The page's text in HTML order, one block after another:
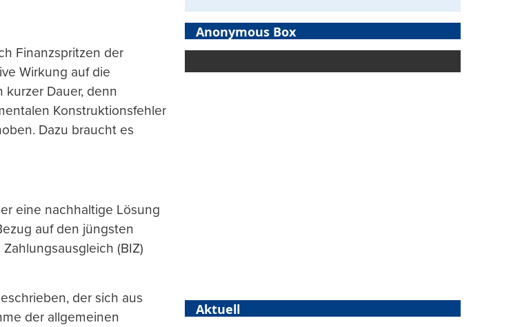
Finanzspritzen der
Wirkung auf die
kurzer Dauer, denn
Konstruktionsfehler
Dazu braucht es
eine nachhaltige Lösung
auf den jüngsten
(BIZ)
der sich aus
der allgemeinen
Anonymous Box
Aktuell